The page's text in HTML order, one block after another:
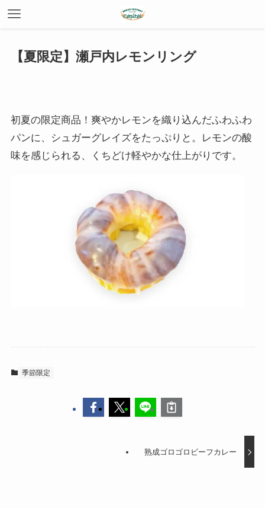
【夏限定】瀬戸内レモンリング
初夏の限定商品！爽やかレモンを織り込んだふわふわ
パンに、シュガーグレイズをたっぷりと。レモンの酸
味を感じられる、くちどけ軽やかな仕上がりです。
季節限定
熟成ゴロゴロビーフカレー